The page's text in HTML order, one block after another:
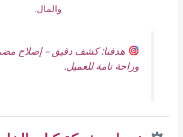
والمال.
هدفنا: كشف دقيق – إصلاح
وراحة تامة للعميل.